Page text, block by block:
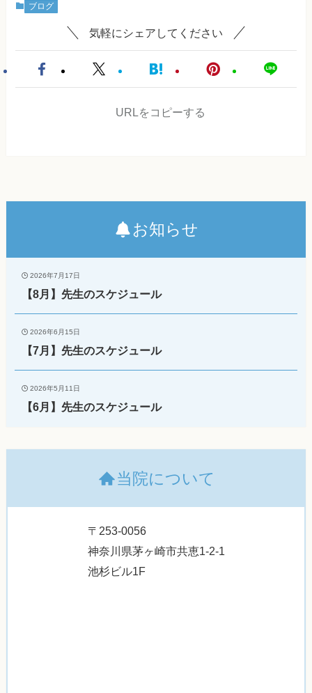
ブログ
気軽にシェアしてください
URLをコピーする
お知らせ
2026年7月17日
【8月】先生のスケジュール
2026年6月15日
【7月】先生のスケジュール
2026年5月11日
【6月】先生のスケジュール
当院について
〒253-0056
神奈川県茅ヶ崎市共恵1-2-1
池杉ビル1F